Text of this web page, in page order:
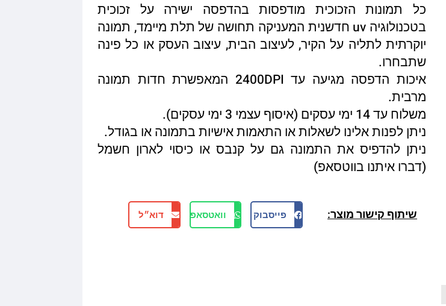
כל תמונות הזכוכית מודפסות בהדפסה ישירה על זכוכית
בטכנולוגיה uv חדשנית המעניקה תחושה של תלת מיימד, תמונה
יוקרתית לתליה על הקיר, לעיצוב הבית, עיצוב העסק או כל פינה
שתבחרו.
איכות הדפסה מגיעה עד 2400DPI המאפשרת חדות תמונה
מרבית.
משלוח עד 14 ימי עסקים (איסוף עצמי 3 ימי עסקים).
ניתן לפנות אלינו לשאלות או התאמות אישיות בתמונה או בגודל.
ניתן להדפיס את התמונה גם על קנבס או כיסוי לארון חשמל
(דברו איתנו בווטסאפ)
שיתוף קישור מוצר: פייסבוק וואטסאפ דוא״ל